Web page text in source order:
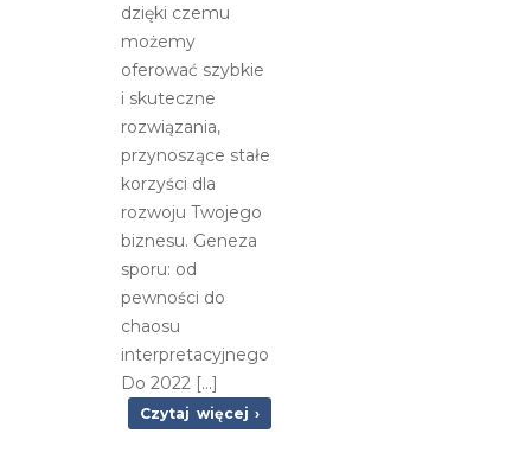
dzięki czemu
możemy
oferować szybkie
i skuteczne
rozwiązania,
przynoszące stałe
korzyści dla
rozwoju Twojego
biznesu. Geneza
sporu: od
pewności do
chaosu
interpretacyjnego
Do 2022 [...]
Czytaj więcej ›